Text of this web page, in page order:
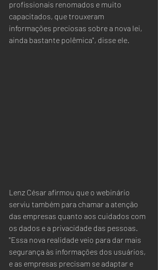
profissionais renomados e muito
capacitados, que trouxeram
informações preciosas sobre a nova lei,
ainda bastante polêmica", disse ele.
Lenz César afirmou que o webinário
serviu também para chamar a atenção
das empresas quanto aos cuidados com
os dados e a privacidade das pessoas.
"Essa nova realidade veio para dar mais
segurança às informações dos usuários,
e as empresas precisam se adaptar e